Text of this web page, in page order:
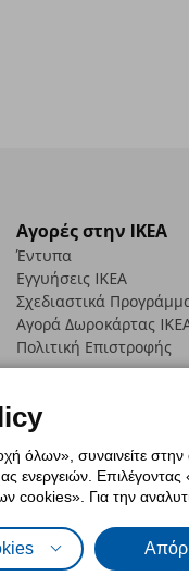
Αγορές στην IKEA
Έντυπα
Εγγυήσεις IKEA
Σχεδιαστικά
Αγορά Δωρoκάρτας
Πολιτική Επιστροφής
Πολιτική
όλων», συναινείτε
ενεργειών.
cookies». Για την